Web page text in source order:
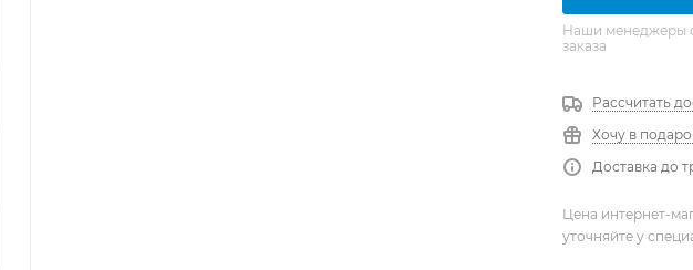
Наши менеджеры
заказа
Рассчитать
Хочу в
Доставка до
Цена интернет-
уточняйте у